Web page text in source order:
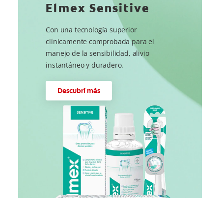
Elmex Sensitive
Con una tecnología superior
clínicamente comprobada para el
manejo de la sensibilidad, alivio
instantáneo y duradero.
Descubrí más